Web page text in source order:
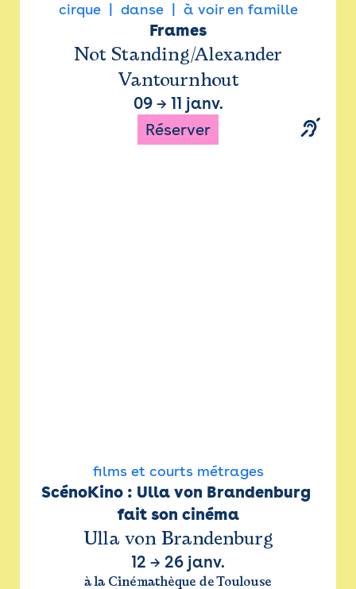
cirque danse à voir en famille
Frames
Not Standing/Alexander
Vantournhout
09→ 11 janv.
Réserver
films et courts métrages
ScénoKino : Ulla von Brandenburg
fait son cinéma
Ulla von Brandenburg
12 → 26 janv.
à la Cinémathèque de Toulouse